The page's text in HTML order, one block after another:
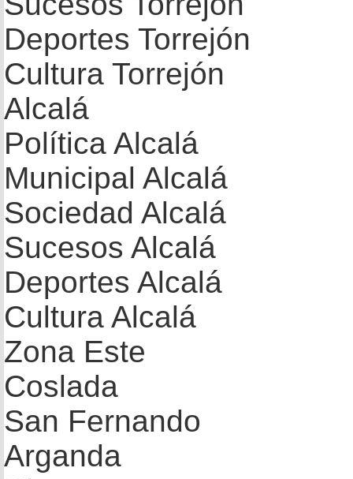
Deportes Torrejón
Cultura Torrejón
Alcalá
Política Alcalá
Municipal Alcalá
Sociedad Alcalá
Sucesos Alcalá
Deportes Alcalá
Cultura Alcalá
Zona Este
Coslada
San Fernando
Arganda